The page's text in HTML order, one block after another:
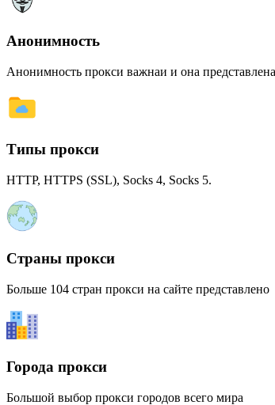
Анонимность
Анонимность прокси важнаи и она
Типы прокси
HTTP, HTTPS (SSL), Socks 4, Socks 5.
Страны прокси
Больше 104 стран прокси на сайте представлено
Города прокси
Большой выбор прокси городов всего мира